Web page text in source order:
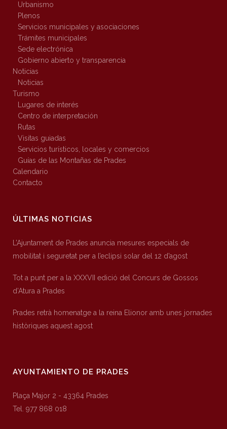
Urbanismo
Plenos
Servicios municipales y asociaciones
Trámites municipales
Sede electrónica
Gobierno abierto y transparencia
Noticias
Noticias
Turismo
Lugares de interés
Centro de interpretación
Rutas
Visitas guiadas
Servicios turísticos, locales y comercios
Guías de las Montañas de Prades
Calendario
Contacto
ÚLTIMAS NOTICIAS
L’Ajuntament de Prades anuncia mesures especials de
mobilitat i seguretat per a l’eclipsi solar del 12 d’agost
Tot a punt per a la XXXVII edició del Concurs de Gossos
d’Atura a Prades
Prades retrà homenatge a la reina Elionor amb unes jornades
històriques aquest agost
AYUNTAMIENTO DE PRADES
Plaça Major 2 - 43364 Prades
Tel. 977 868 018